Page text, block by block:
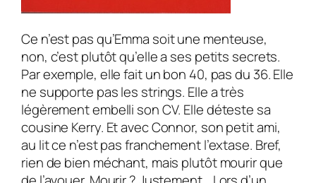
Ce n’est pas qu’Emma soit une menteuse,
non, c’est plutôt qu’elle a ses petits secrets.
Par exemple, elle fait un bon 40, pas du 36. Elle
ne supporte pas les strings. Elle a très
légèrement embelli son CV. Elle déteste sa
cousine Kerry. Et avec Connor, son petit ami,
au lit ce n’est pas franchement l’extase. Bref,
rien de bien méchant, mais plutôt mourir que